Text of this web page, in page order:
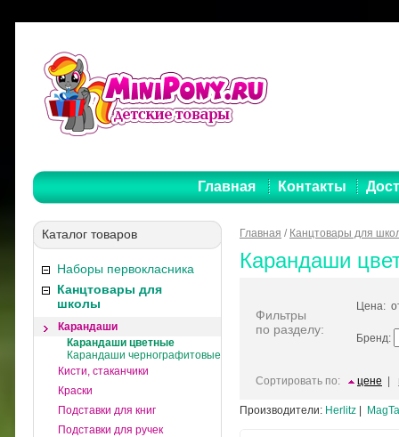
Главная Контакты
Каталог товаров
Наборы первокласника
Канцтовары для
школы
Карандаши
Карандаши цветные
Карандаши чернографитовые
Кисти, стаканчики
Краски
Подставки для книг
Подставки для ручек
Главная / Канцтовары для
Карандаши
Фильтры
по разделу:
Цена:
Бренд:
Сортировать по: цене
Производители: Herlitz